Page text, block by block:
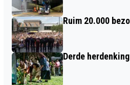
Ruim 20.000
Derde